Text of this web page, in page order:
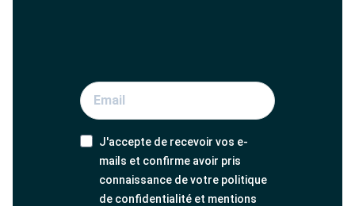
J'accepte de recevoir vos e-
mails et confirme avoir pris
connaissance de votre politique
de confidentialité et mentions